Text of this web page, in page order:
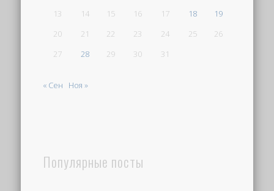
13
14 15 16 17 18
19
20
21 22 23 24 25
26
27
28 29 30 31
« Сен Ноя »
Популярные посты